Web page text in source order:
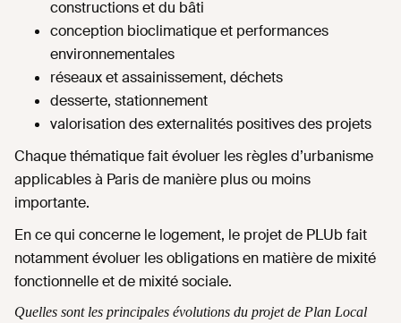
constructions et du bâti
conception bioclimatique et performances
environnementales
réseaux et assainissement, déchets
desserte, stationnement
valorisation des externalités positives des projets
Chaque thématique fait évoluer les règles d’urbanisme
applicables à Paris de manière plus ou moins
importante.
En ce qui concerne le logement, le projet de PLUb fait
notamment évoluer les obligations en matière de mixité
fonctionnelle et de mixité sociale.
Quelles sont les principales évolutions du projet de Plan Local